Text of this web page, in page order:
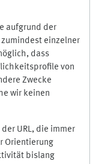
aufgrund der
einzelner
dass
von
Zwecke
wir keinen
URL, die immer
Orientierung
bislang